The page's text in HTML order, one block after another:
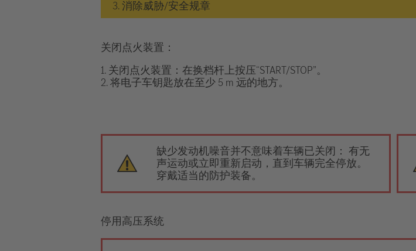
3. 消除威胁/安全规章
关闭点火装置：
1. 关闭点火装置：在换档杆上按压“START/STOP”。
2. 将电子车钥匙放在至少 5 m 远的地方。
缺少发动机噪音并不意味着车辆已关闭： 有无
声运动或立即重新启动，直到车辆完全停放。
穿戴适当的防护装备。
停用高压系统